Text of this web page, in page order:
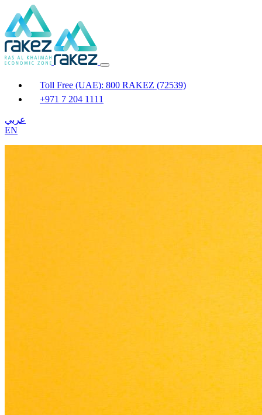
Toll Free (UAE): 800 RAKEZ (72539)
+971 7 204 1111
عربي
EN